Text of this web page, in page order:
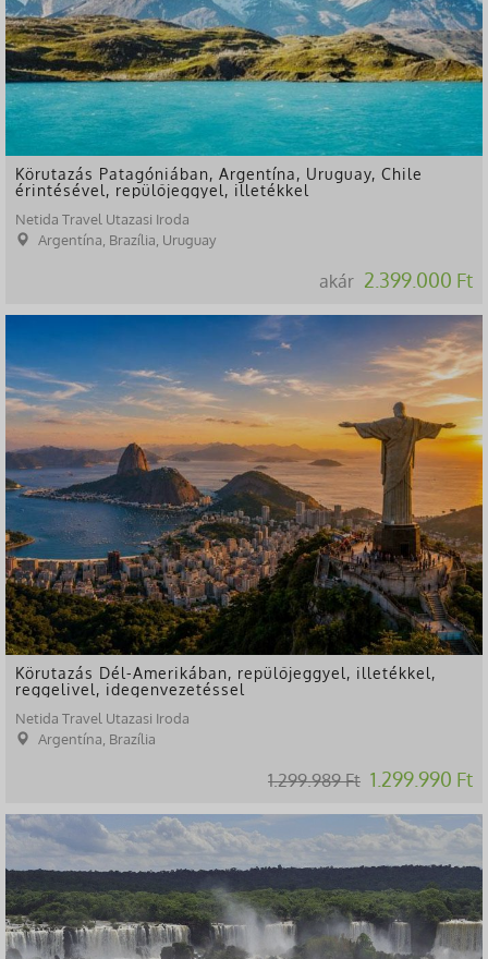
Körutazás Patagóniában, Argentína, Uruguay, Chile
érintésével, repülőjeggyel, illetékkel
Netida Travel Utazasi Iroda
Argentína, Brazília, Uruguay
akár 2.399.000 Ft
Körutazás Dél-Amerikában, repülőjeggyel, illetékkel,
reggelivel, idegenvezetéssel
Netida Travel Utazasi Iroda
Argentína, Brazília
1.299.989 Ft 1.299.990 Ft